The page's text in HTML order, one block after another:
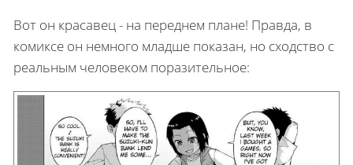
Вот он красавец - на переднем плане! Правда, в
комиксе он немного младше показан, но сходство с
реальным человеком поразительное: